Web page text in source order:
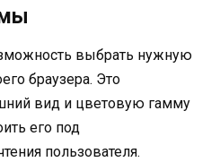
выбрать нужную
браузера. Это
вид и цветовую гамму
его под
пользователя.